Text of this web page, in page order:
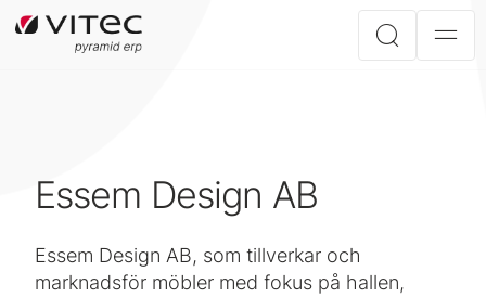
Essem Design AB
Essem Design AB, som tillverkar och
marknadsför möbler med fokus på hallen,